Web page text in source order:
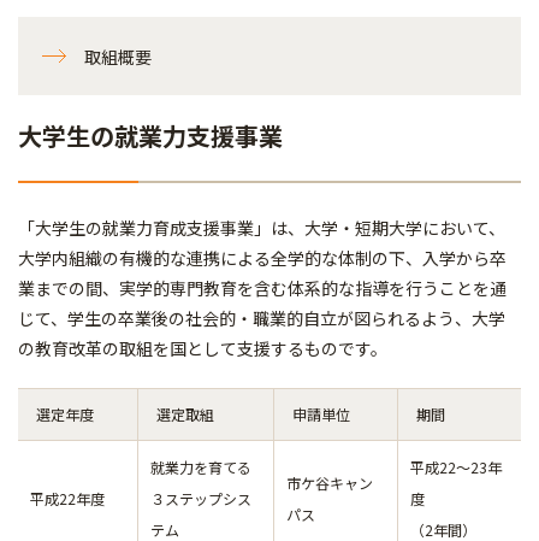
取組概要
大学生の就業力支援事業
「大学生の就業力育成支援事業」は、大学・短期大学において、
大学内組織の有機的な連携による全学的な体制の下、入学から卒
業までの間、実学的専門教育を含む体系的な指導を行うことを通
じて、学生の卒業後の社会的・職業的自立が図られるよう、大学
の教育改革の取組を国として支援するものです。
選定年度 選定取組 申請単位 期間
平成22年度
就業力を育てる
３ステップシス
テム
市ケ谷キャン
パス
平成22～23年
度
（2年間）